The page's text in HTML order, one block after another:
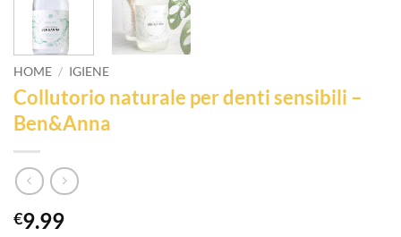
HOME / IGIENE
Collutorio naturale per denti sensibili –
Ben&Anna
€9.99